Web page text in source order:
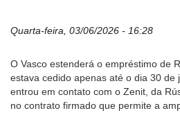
Quarta-feira, 03/06/2026 - 16:28
O Vasco estenderá o empréstimo de
estava cedido apenas até o dia 30 de
entrou em contato com o Zenit, da
no contrato firmado que permite a